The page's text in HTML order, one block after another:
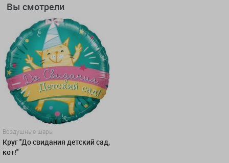
Вы смотрели
Воздушные шары
Круг ''До свидания детский сад,
кот!''